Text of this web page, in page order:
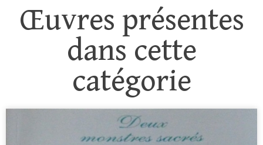
Œuvres présentes
dans cette
catégorie